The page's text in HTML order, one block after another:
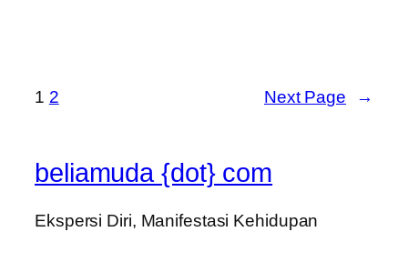
1 2 Next Page →
beliamuda {dot} com
Ekspersi Diri, Manifestasi Kehidupan